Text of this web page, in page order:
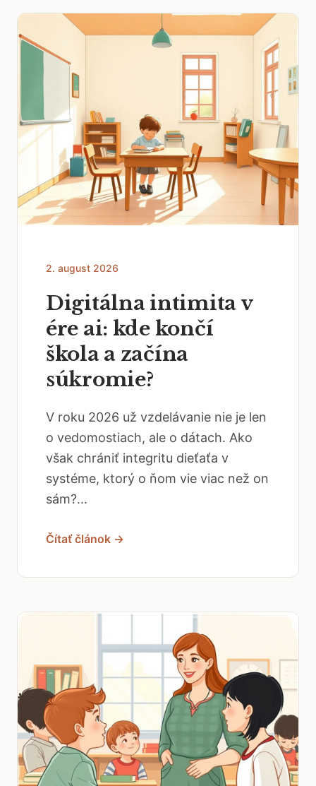
2. august 2026
Digitálna intimita v
ére ai: kde končí
škola a začína
súkromie?
V roku 2026 už vzdelávanie nie je len
o vedomostiach, ale o dátach. Ako
však chrániť integritu dieťaťa v
systéme, ktorý o ňom vie viac než on
sám?...
Čítať článok →